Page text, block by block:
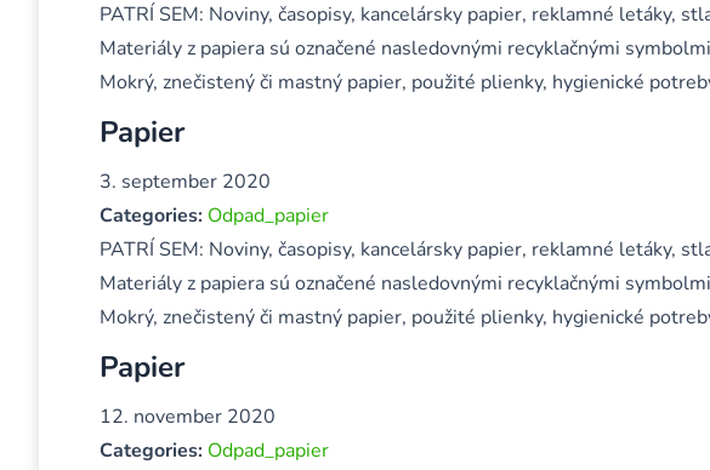
PATRÍ SEM: Noviny, časopisy, kancelársky papier, reklamné letáky,
Materiály z papiera sú označené nasledovnými recyklačnými
Mokrý, znečistený či mastný papier, použité plienky, hygienické
Papier
3. september 2020
Categories: Odpad_papier
PATRÍ SEM: Noviny, časopisy, kancelársky papier, reklamné letáky,
Materiály z papiera sú označené nasledovnými recyklačnými
Mokrý, znečistený či mastný papier, použité plienky, hygienické
Papier
12. november 2020
Categories: Odpad_papier